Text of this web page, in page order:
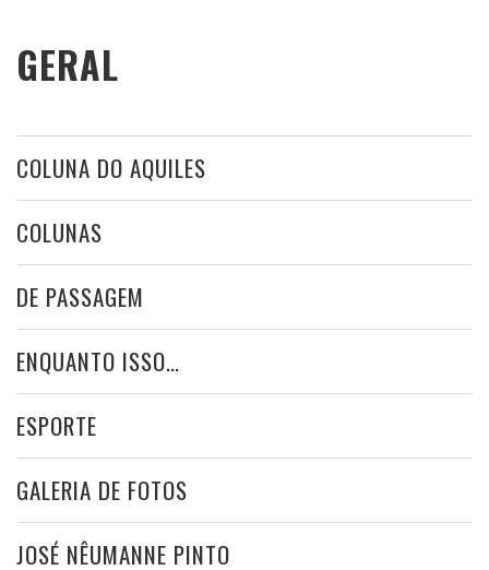
GERAL
COLUNA DO AQUILES
COLUNAS
DE PASSAGEM
ENQUANTO ISSO…
ESPORTE
GALERIA DE FOTOS
JOSÉ NÊUMANNE PINTO